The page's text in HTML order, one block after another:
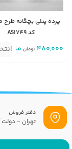
پرده پنلی بچگانه طرح
کد AS1749
480,000 تومان متر
دفتر فروش
تهران - دولت